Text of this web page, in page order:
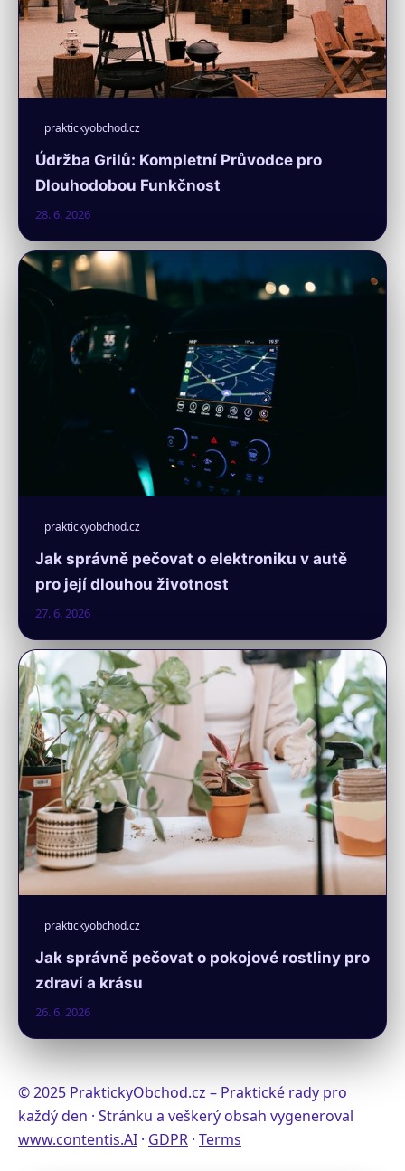
praktickyobchod.cz
Údržba Grilů: Kompletní Průvodce pro
Dlouhodobou Funkčnost
28. 6. 2026
praktickyobchod.cz
Jak správně pečovat o elektroniku v autě
pro její dlouhou životnost
27. 6. 2026
praktickyobchod.cz
Jak správně pečovat o pokojové rostliny pro
zdraví a krásu
26. 6. 2026
© 2025 PraktickyObchod.cz – Praktické rady pro
každý den · Stránku a veškerý obsah vygeneroval
www.contentis.AI · GDPR · Terms